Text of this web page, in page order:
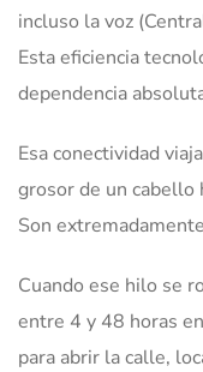
incluso la voz
Esta eficiencia
dependencia
Esa conectividad
grosor de un cabello
Son
Cuando ese hilo se
entre 4 y 48 horas
para abrir la calle,